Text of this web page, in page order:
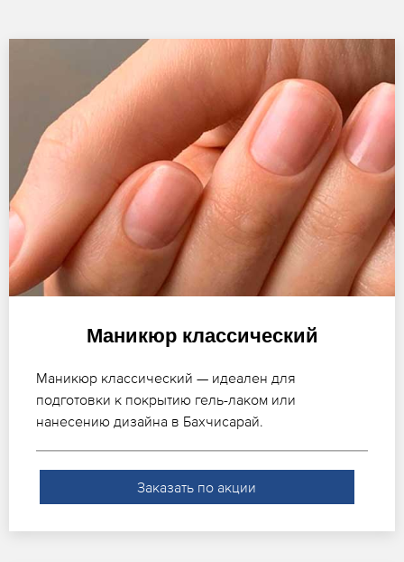
Маникюр классический
Маникюр классический — идеален для
подготовки к покрытию гель-лаком или
нанесению дизайна в Бахчисарай.
Заказать по акции